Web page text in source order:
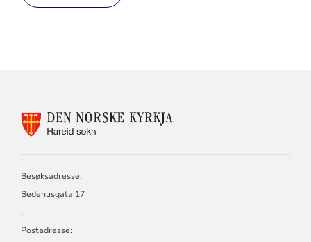
KONTAKTINFORMASJON
Besøksadresse:
Bedehusgata 17
.
Postadresse: